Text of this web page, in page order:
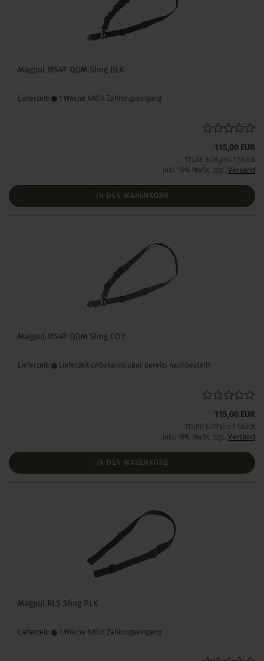
Magpul MS4® QDM Sling BLK
Lieferzeit: 1 Woche NACH Zahlungseingang
115,00 EUR
115,00 EUR pro 1 Stück
inkl. 19% MwSt. zzgl. Versand
IN DEN WARENKORB
Magpul MS4® QDM Sling COY
Lieferzeit: Lieferzeit unbekannt aber bereits nachbestellt
115,00 EUR
115,00 EUR pro 1 Stück
inkl. 19% MwSt. zzgl. Versand
IN DEN WARENKORB
Magpul RLS Sling BLK
Lieferzeit: 1 Woche NACH Zahlungseingang